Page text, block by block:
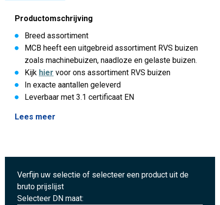
Productomschrijving
Breed assortiment
MCB heeft een uitgebreid assortiment RVS buizen
zoals machinebuizen, naadloze en gelaste buizen.
Kijk hier voor ons assortiment RVS buizen
In exacte aantallen geleverd
Leverbaar met 3.1 certificaat EN
Lees meer
Verfijn uw selectie of selecteer een product uit de
bruto prijslijst
Selecteer DN maat: